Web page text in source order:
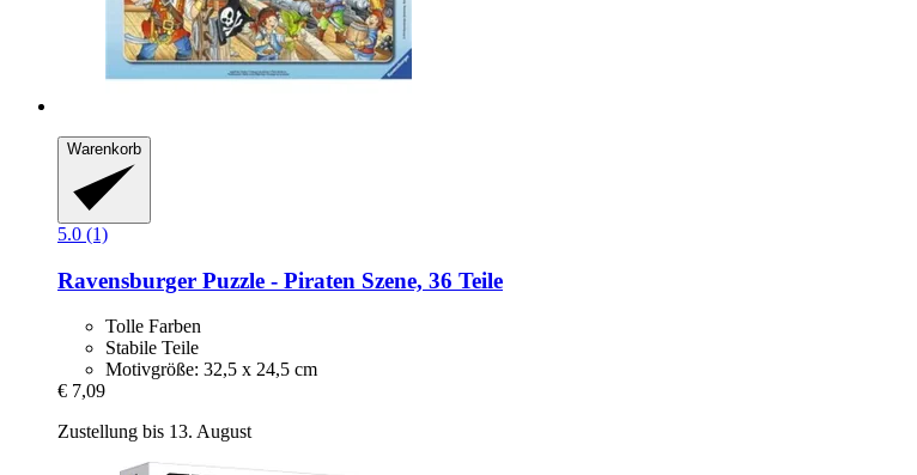
Warenkorb
5.0 (1)
Ravensburger Puzzle -​ Piraten Szene, 36 Teile
Tolle Farben
Stabile Teile
Motivgröße: 32,5 x 24,5 cm
€ 7,09
Zustellung bis 13. August